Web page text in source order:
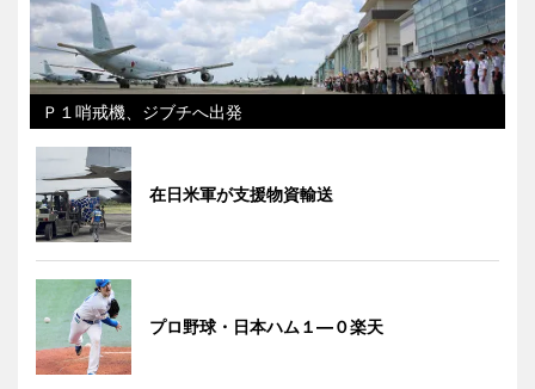
Ｐ１哨戒機、ジブチへ出発
在日米軍が支援物資輸送
プロ野球・日本ハム１―０楽天